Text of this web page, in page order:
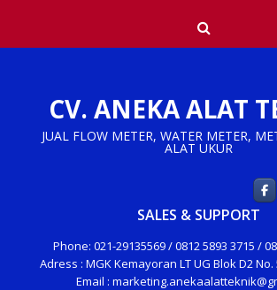
content
CV. ANEKA ALAT
JUAL FLOW METER, WATER METER,
ALAT UKUR
SALES & SUPPORT
Phone: 021-29135569 / 0812 5893 3715 /
Adress : MGK Kemayoran LT UG Blok D2
Email :